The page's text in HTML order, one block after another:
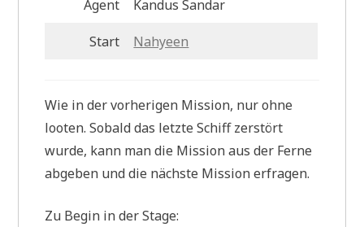
Agent Kandus Sandar
Start Nahyeen
Wie in der vorherigen Mission, nur ohne
looten. Sobald das letzte Schiff zerstört
wurde, kann man die Mission aus der Ferne
abgeben und die nächste Mission erfragen.
Zu Begin in der Stage: